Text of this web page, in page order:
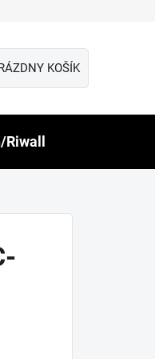
KOŠÍK